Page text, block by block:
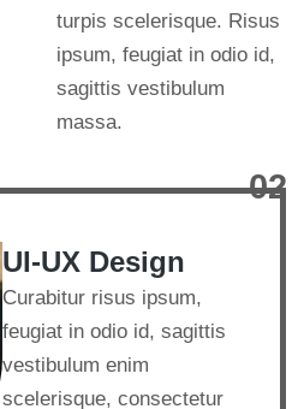
turpis scelerisque. Risus
ipsum, feugiat in odio id,
sagittis vestibulum
massa.
02
UI-UX Design
Curabitur risus ipsum,
feugiat in odio id, sagittis
vestibulum enim
scelerisque, consectetur